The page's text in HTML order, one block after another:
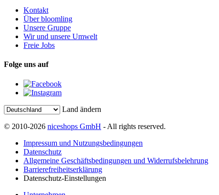
Kontakt
Über bloomling
Unsere Gruppe
Wir und unsere Umwelt
Freie Jobs
Folge uns auf
Land ändern
© 2010-2026 niceshops GmbH - All rights reserved.
Impressum und Nutzungsbedingungen
Datenschutz
Allgemeine Geschäftsbedingungen und Widerrufsbelehrung
Barrierefreiheitserklärung
Datenschutz-Einstellungen